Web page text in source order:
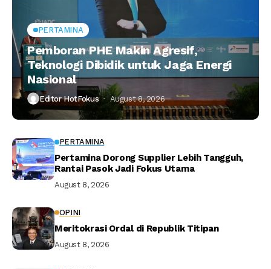
PERTAMINA
Pemboran PHE Makin Agresif,
Teknologi Dibidik untuk Jaga Energi
Nasional
Editor HotFokus August 8, 2026
PERTAMINA
Pertamina Dorong Supplier Lebih Tangguh,
Rantai Pasok Jadi Fokus Utama
August 8, 2026
OPINI
Meritokrasi Ordal di Republik Titipan
August 8, 2026